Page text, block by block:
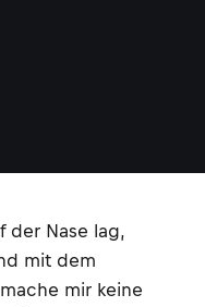
der Nase lag,
mit dem
mir keine